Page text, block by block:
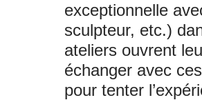
exceptionnelle
sculpteur, etc.)
ateliers ouvrent
échanger avec
pour tenter